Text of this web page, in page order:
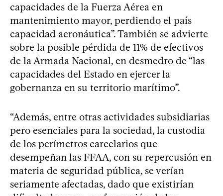
capacidades de la Fuerza Aérea en
mantenimiento mayor, perdiendo el país
capacidad aeronáutica”. También se advierte
sobre la posible pérdida de 11% de efectivos
de la Armada Nacional, en desmedro de “las
capacidades del Estado en ejercer la
gobernanza en su territorio marítimo”.
“Además, entre otras actividades subsidiarias
pero esenciales para la sociedad, la custodia
de los perímetros carcelarios que
desempeñan las FFAA, con su repercusión en
materia de seguridad pública, se verían
seriamente afectadas, dado que existirían